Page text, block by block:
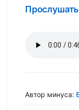
Автор минуса: